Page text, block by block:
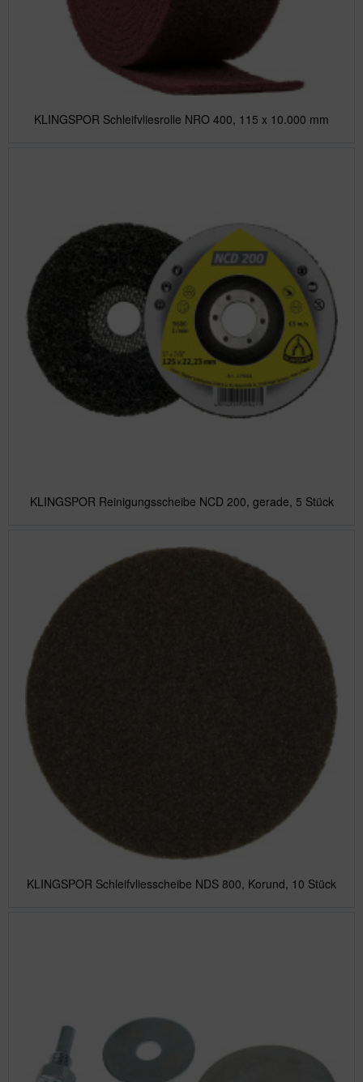
KLINGSPOR Schleifvliesrolle NRO 400, 115 x 10.000 mm
KLINGSPOR Reinigungsscheibe NCD 200, gerade, 5 Stück
KLINGSPOR Schleifvliesscheibe NDS 800, Korund, 10 Stück